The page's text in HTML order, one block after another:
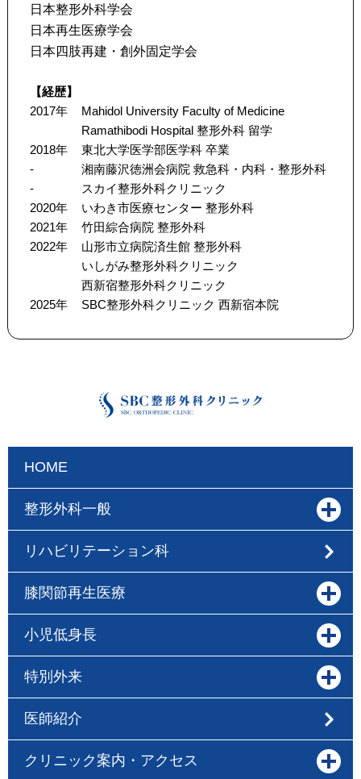
日本整形外科学会
日本再生医療学会
日本四肢再建・創外固定学会
【経歴】
2017年
Mahidol University Faculty of Medicine
Ramathibodi Hospital 整形外科 留学
2018年
東北大学医学部医学科 卒業
-
湘南藤沢徳洲会病院 救急科・内科・整形外科
-
スカイ整形外科クリニック
2020年
いわき市医療センター 整形外科
2021年
竹田綜合病院 整形外科
2022年
山形市立病院済生館 整形外科
いしがみ整形外科クリニック
西新宿整形外科クリニック
2025年
SBC整形外科クリニック 西新宿本院
HOME
整形外科一般
リハビリテーション科
膝関節再生医療
小児低身長
特別外来
医師紹介
クリニック案内・アクセス